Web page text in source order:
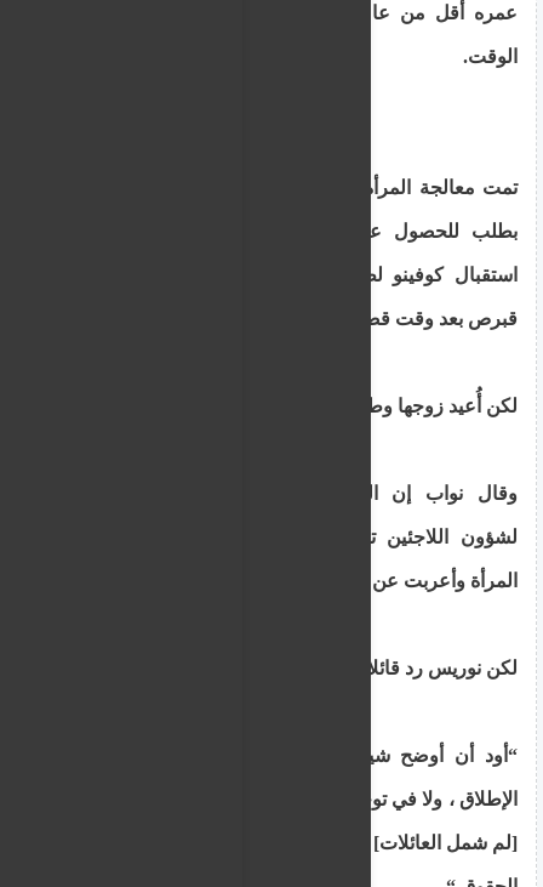
عمره أقل من عامين وكان لا يزال يرضع في ذلك
الوقت.
تمت معالجة المرأة من قبل السلطات هنا ، وتقدمت
بطلب للحصول على اللجوء. تقيم حاليًا في مركز
استقبال كوفينو لطالبي اللجوء ، بعد أن ولدت في
قبرص بعد وقت قصير من إخراجها من القارب.
لكن أُعيد زوجها وطفليها على متن القارب إلى لبنان.
وقال نواب إن المفوضية السامية للأمم المتحدة
لشؤون اللاجئين تحققت منذ ذلك الحين من رواية
المرأة وأعربت عن قلقها بشأن تفكك الأسرة.
لكن نوريس رد قائلا إن لم شمل الأسرة ليس إلزاميا.
“أود أن أوضح شيئًا – لا يوجد في أي تشريع على
الإطلاق ، ولا في توجيهات الاتحاد الأوروبي ، هذا الالتزام
[لم شمل العائلات] أو الحكم. لا يتمتع طالبو اللجوء بهذه